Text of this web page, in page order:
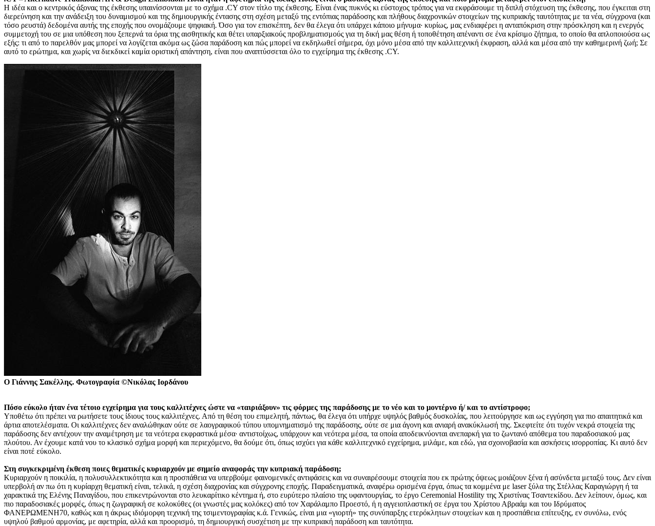
Η ιδέα και ο κεντρικός άξονας της έκθεσης υπαινίσσονται με το σχήμα .CΥ στον τίτλο της έκθεσης. Είναι ένας πυκνός κι εύστοχος τρόπος για να εκφράσουμε τη διπλή στόχευση της έκθεσης, που έγκειται στη
διερεύνηση και την ανάδειξη του δυναμισμού και της δημιουργικής έντασης στη σχέση μεταξύ της εντόπιας παράδοσης και πλήθους διαχρονικών στοιχείων της κυπριακής ταυτότητας με τα νέα, σύγχρονα (και
τόσο ρευστά) δεδομένα αυτής της εποχής που ονομάζουμε ψηφιακή. Όσο για τον επισκέπτη, δεν θα έλεγα ότι υπάρχει κάποιο μήνυμα∙ κυρίως, μας ενδιαφέρει η ανταπόκριση στην πρόσκληση και η ενεργός
συμμετοχή του σε μια υπόθεση που ξεπερνά τα όρια της αισθητικής και θέτει υπαρξιακούς προβληματισμούς για τη δική μας θέση ή τοποθέτηση απέναντι σε ένα κρίσιμο ζήτημα, το οποίο θα απλοποιούσα ως
εξής: τι από το παρελθόν μας μπορεί να λογίζεται ακόμα ως ζώσα παράδοση και πώς μπορεί να εκδηλωθεί σήμερα, όχι μόνο μέσα από την καλλιτεχνική έκφραση, αλλά και μέσα από την καθημερινή ζωή; Σε
αυτό το ερώτημα, και χωρίς να διεκδικεί καμία οριστική απάντηση, είναι που αναπτύσσεται όλο το εγχείρημα της έκθεσης .CY.
Ο Γιάννης Σακέλλης. Φωτογραφία ©Νικόλας Ιορδάνου
Πόσο εύκολο ήταν ένα τέτοιο εγχείρημα για τους καλλιτέχνες ώστε να «ταιριάξουν» τις φόρμες της παράδοσης με το νέο και το μοντέρνο ή/ και το αντίστροφο;
Υποθέτω ότι πρέπει να ρωτήσετε τους ίδιους τους καλλιτέχνες. Από τη θέση του επιμελητή, πάντως, θα έλεγα ότι υπήρχε υψηλός βαθμός δυσκολίας, που λειτούργησε και ως εγγύηση για πιο απαιτητικά και
άρτια αποτελέσματα. Οι καλλιτέχνες δεν αναλώθηκαν ούτε σε λαογραφικού τύπου υπομνηματισμό της παράδοσης, ούτε σε μια άγονη και ανιαρή ανακύκλωσή της. Σκεφτείτε ότι τυχόν νεκρά στοιχεία της
παράδοσης δεν αντέχουν την αναμέτρηση με τα νεότερα εκφραστικά μέσα∙ αντιστοίχως, υπάρχουν και νεότερα μέσα, τα οποία αποδεικνύονται ανεπαρκή για το ζωντανό απόθεμα του παραδοσιακού μας
πλούτου. Αν έχουμε κατά νου το κλασικό σχήμα μορφή και περιεχόμενο, θα δούμε ότι, όπως ισχύει για κάθε καλλιτεχνικό εγχείρημα, μιλάμε, και εδώ, για σχοινοβασία και ασκήσεις ισορροπίας. Κι αυτό δεν
είναι ποτέ εύκολο.
Στη συγκεκριμένη έκθεση ποιες θεματικές κυριαρχούν με σημείο αναφοράς την κυπριακή παράδοση;
Κυριαρχούν η ποικιλία, η πολυσυλλεκτικότητα και η προσπάθεια να υπερβούμε φαινομενικές αντιφάσεις και να συναιρέσουμε στοιχεία που εκ πρώτης όψεως μοιάζουν ξένα ή ασύνδετα μεταξύ τους. Δεν είναι
υπερβολή αν πω ότι η κυρίαρχη θεματική είναι, τελικά, η σχέση διαχρονίας και σύγχρονης εποχής. Παραδειγματικά, αναφέρω ορισμένα έργα, όπως τα κομμένα με laser ξύλα της Στέλλας Καραγιώργη ή τα
χαρακτικά της Ελένης Παναγίδου, που επικεντρώνονται στο λευκαρίτικο κέντημα ή, στο ευρύτερο πλαίσιο της υφαντουργίας, το έργο Ceremonial Hostility της Χριστίνας Τσαντεκίδου. Δεν λείπουν, όμως, και
πιο παραδοσιακές μορφές, όπως η ζωγραφική σε κολοκύθες (οι γνωστές μας κολόκες) από τον Χαράλαμπο Προεστό, ή η αγγειοπλαστική σε έργα του Χρίστου Αβραάμ και του Ιδρύματος
ΦΑΝΕΡΩΜΕΝΗ70, καθώς και η άκρως ιδιόμορφη τεχνική της τσιμεντογραφίας κ.ά. Γενικώς, είναι μια «γιορτή» της συνύπαρξης ετερόκλητων στοιχείων και η προσπάθεια επίτευξης, εν συνόλω, ενός
υψηλού βαθμού αρμονίας, με αφετηρία, αλλά και προορισμό, τη δημιουργική συσχέτιση με την κυπριακή παράδοση και ταυτότητα.